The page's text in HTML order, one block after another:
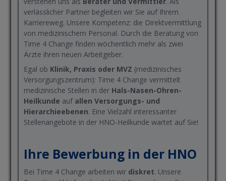
verlässlicher Partner begleiten wir Sie auf Ihrem
Karriereweg. Unsere Kompetenz: die Direktvermittlung
von medizinischem Personal. Durch die Beratung von
Time 4 Change finden wöchentlich mehr als zwei
Ärzte ihren neuen Arbeitgeber.
Egal ob Klinik, Praxis oder MVZ (medizinisches
Versorgungszentrum): Time 4 Change vermittelt
medizinische Stellen in der Hals-Nasen-Ohren-
Heilkunde auf allen Versorgungs- und
Hierarchieebenen. Eine Vielzahl interessanter
Stellenangebote in der HNO-Heilkunde wartet auf Sie!
Ihre Bewerbung in der HNO
Bei Time 4 Change arbeiten wir diskret. Unsere